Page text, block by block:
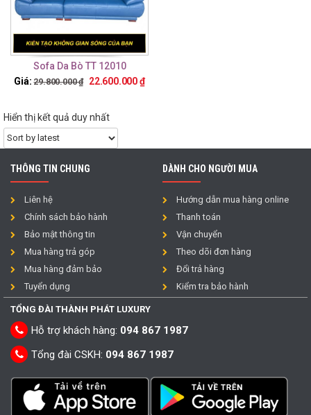
Sofa Da Bò TT 12010
Giá: 29.800.000₫ 22.600.000₫
Hiển thị kết quả duy nhất
THÔNG TIN CHUNG
Liên hệ
Chính sách bảo hành
Bảo mật thông tin
Mua hàng trả góp
Mua hàng đảm bảo
Tuyển dụng
DÀNH CHO NGƯỜI MUA
Hướng dẫn mua hàng online
Thanh toán
Vận chuyển
Theo dõi đơn hàng
Đổi trả hàng
Kiểm tra bảo hành
TỔNG ĐÀI THÀNH PHÁT LUXURY
Hỗ trợ khách hàng: 094 867 1987
Tổng đài CSKH: 094 867 1987